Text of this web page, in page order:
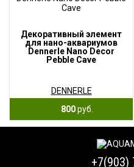
Декоративный элемент
для нано-аквариумов
Dennerle Nano Decor
Pebble Cave
DENNERLE
800руб.
+7(903)